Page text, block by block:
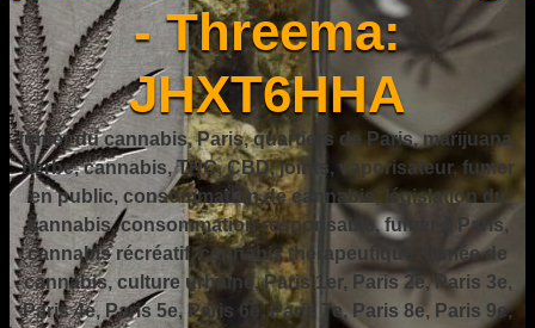
- Threema:
JHXT6HHA
fumer du cannabis, Paris, quartiers de Paris, marijuana,
herbe, cannabis, THC, CBD, joints, vaporisateur, fumer
en public, consommation de cannabis, législation du
cannabis, consommation responsable, fumer à Paris,
cannabis récréatif, cannabis thérapeutique, fumée de
cannabis, culture urbaine, Paris 1er, Paris 2e, Paris 3e,
Paris 4e, Paris 5e, Paris 6e, Paris 7e, Paris 8e, Paris 9e,